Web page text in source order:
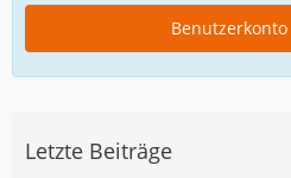
Letzte Beiträge